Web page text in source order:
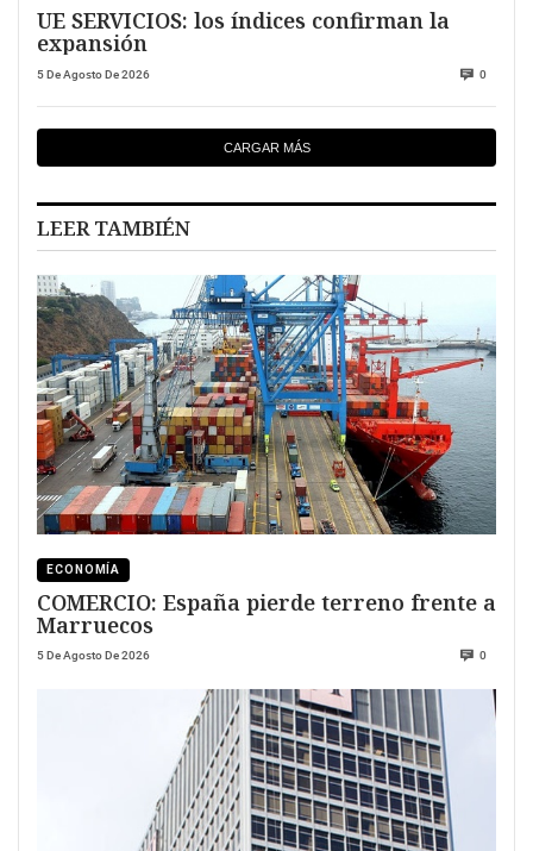
UE SERVICIOS: los índices confirman la
expansión
5 De Agosto De 2026 0
CARGAR MÁS
LEER TAMBIÉN
ECONOMÍA
COMERCIO: España pierde terreno frente a
Marruecos
5 De Agosto De 2026 0